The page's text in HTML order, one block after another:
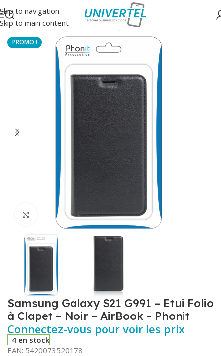
Skip to navigation
Skip to main content
Accueil/Protections Housse à clapet
Click to enlarge
Samsung Galaxy S21 G991 – Etui Folio
à Clapet – Noir – AirBook – Phonit
Connectez-vous pour voir les prix
4 en stock
EAN: 5420073520178